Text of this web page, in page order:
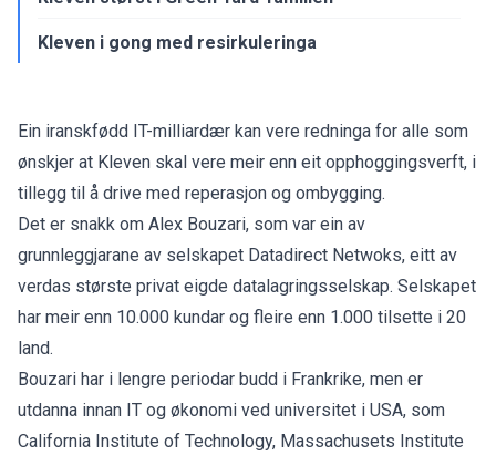
Kleven i gong med resirkuleringa
Ein iranskfødd IT-milliardær kan vere redninga for alle som
ønskjer at Kleven skal vere meir enn eit opphoggingsverft, i
tillegg til å drive med reperasjon og ombygging.
Det er snakk om Alex Bouzari, som var ein av
grunnleggjarane av selskapet Datadirect Netwoks, eitt av
verdas største privat eigde datalagringsselskap. Selskapet
har meir enn 10.000 kundar og fleire enn 1.000 tilsette i 20
land.
Bouzari har i lengre periodar budd i Frankrike, men er
utdanna innan IT og økonomi ved universitet i USA, som
California Institute of Technology, Massachusets Institute